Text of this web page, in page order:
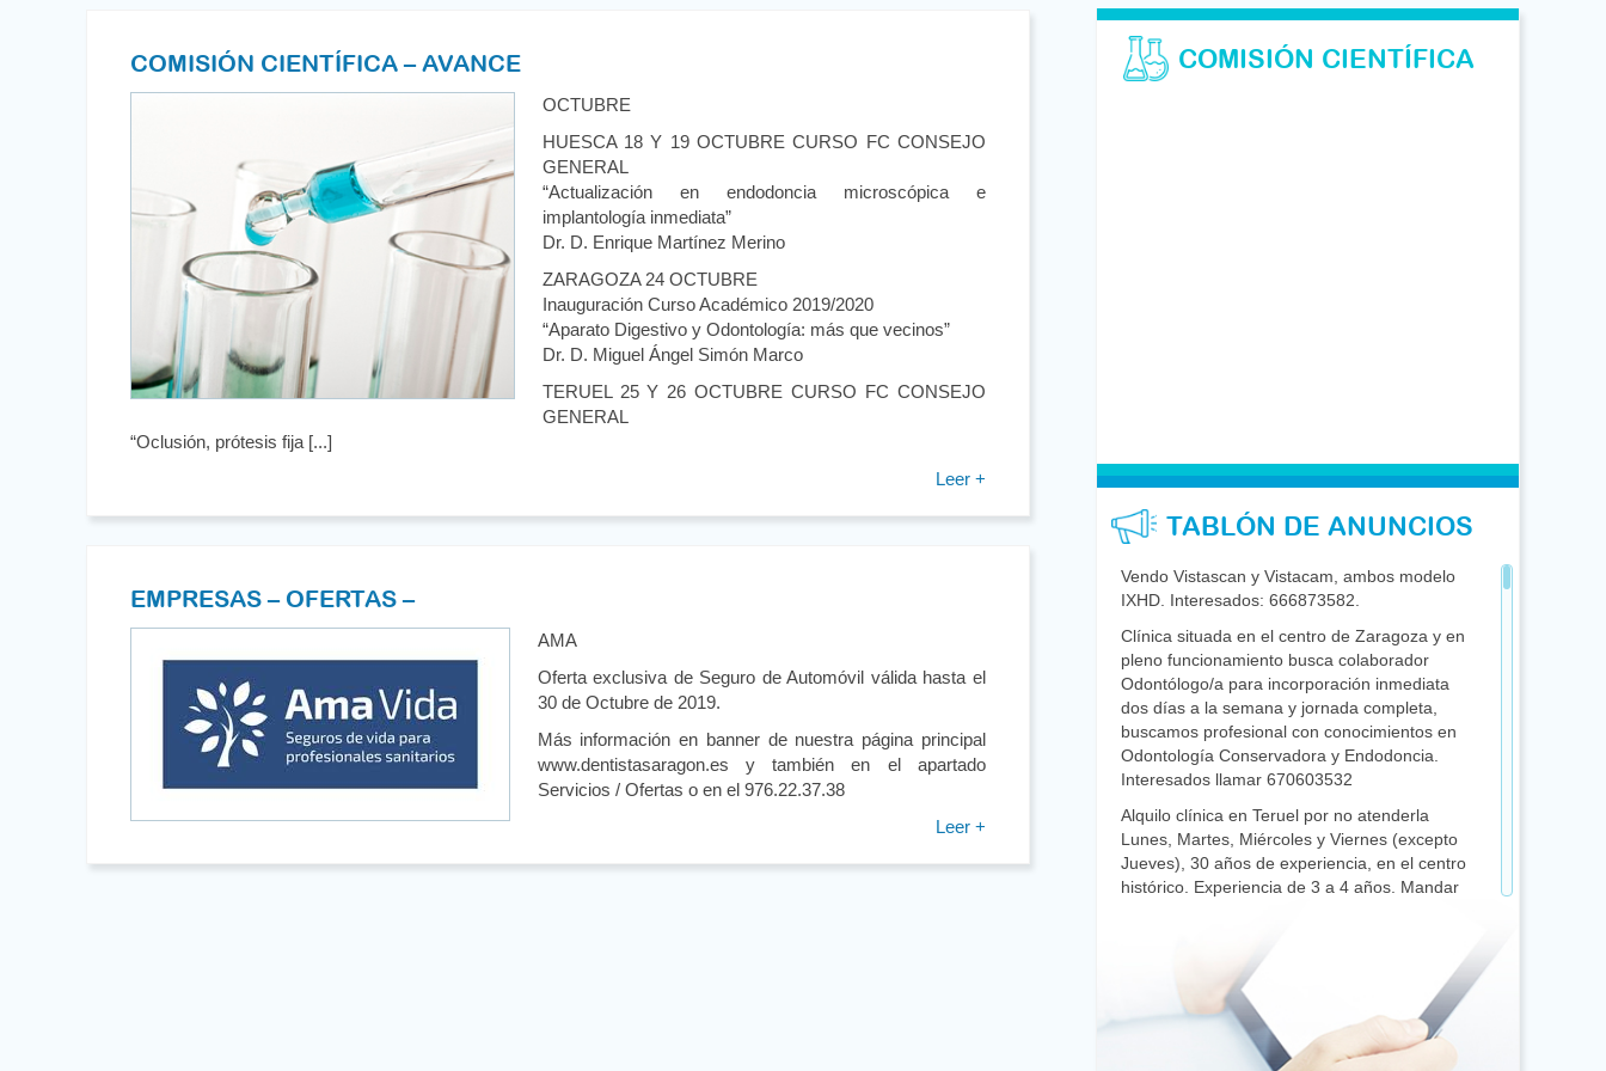
COMISIÓN CIENTÍFICA – AVANCE
OCTUBRE
HUESCA 18 Y 19 OCTUBRE CURSO FC CONSEJO
GENERAL
“Actualización en endodoncia microscópica e
implantología inmediata”
Dr. D. Enrique Martínez Merino
ZARAGOZA 24 OCTUBRE
Inauguración Curso Académico 2019/2020
“Aparato Digestivo y Odontología: más que vecinos”
Dr. D. Miguel Ángel Simón Marco
TERUEL 25 Y 26 OCTUBRE CURSO FC CONSEJO
GENERAL
“Oclusión, prótesis fija [...]
Leer +
EMPRESAS – OFERTAS –
AMA
Oferta exclusiva de Seguro de Automóvil válida hasta el
30 de Octubre de 2019.
Más información en banner de nuestra página principal
www.dentistasaragon.es y también en el apartado
Servicios / Ofertas o en el 976.22.37.38
Leer +
COMISIÓN CIENTÍFICA
TABLÓN DE ANUNCIOS
Vendo Vistascan y Vistacam, ambos modelo
IXHD. Interesados: 666873582.
Clínica situada en el centro de Zaragoza y en
pleno funcionamiento busca colaborador
Odontólogo/a para incorporación inmediata
dos días a la semana y jornada completa,
buscamos profesional con conocimientos en
Odontología Conservadora y Endodoncia.
Interesados llamar 670603532
Alquilo clínica en Teruel por no atenderla
Lunes, Martes, Miércoles y Viernes (excepto
Jueves), 30 años de experiencia, en el centro
histórico. Experiencia de 3 a 4 años. Mandar
Se busca compañero con dedicación
preferente a Implantología y Cirugía Oral, con
Máster Universitario con 3 ó 4 años de
experiencia para clínica de Monreal. Del
Campo en Teruel. Mandar Currículum